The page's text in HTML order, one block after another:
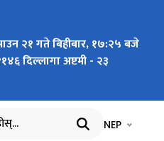
२१ गते बिहीबार, १७:२५ बजे
दिल्लागा अष्टमी - २३
भाषा चयन
NEP